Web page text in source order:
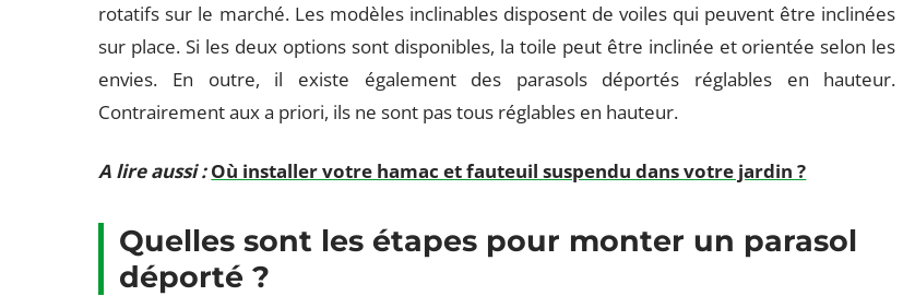
rotatifs sur le marché. Les modèles inclinables disposent de voiles qui peuvent être inclinées
sur place. Si les deux options sont disponibles, la toile peut être inclinée et orientée selon les
envies. En outre, il existe également des parasols déportés réglables en hauteur.
Contrairement aux a priori, ils ne sont pas tous réglables en hauteur.
A lire aussi : Où installer votre hamac et fauteuil suspendu dans votre jardin ?
Quelles sont les étapes pour monter un parasol
déporté ?